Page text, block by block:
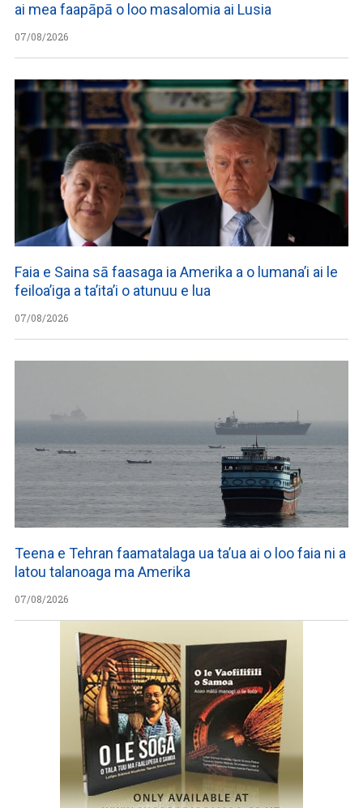
ai mea faapāpā o loo masalomia ai Lusia
07/08/2026
Faia e Saina sā faasaga ia Amerika a o lumana’i ai le
feiloa’iga a ta’ita’i o atunuu e lua
07/08/2026
Teena e Tehran faamatalaga ua ta’ua ai o loo faia ni a
latou talanoaga ma Amerika
07/08/2026